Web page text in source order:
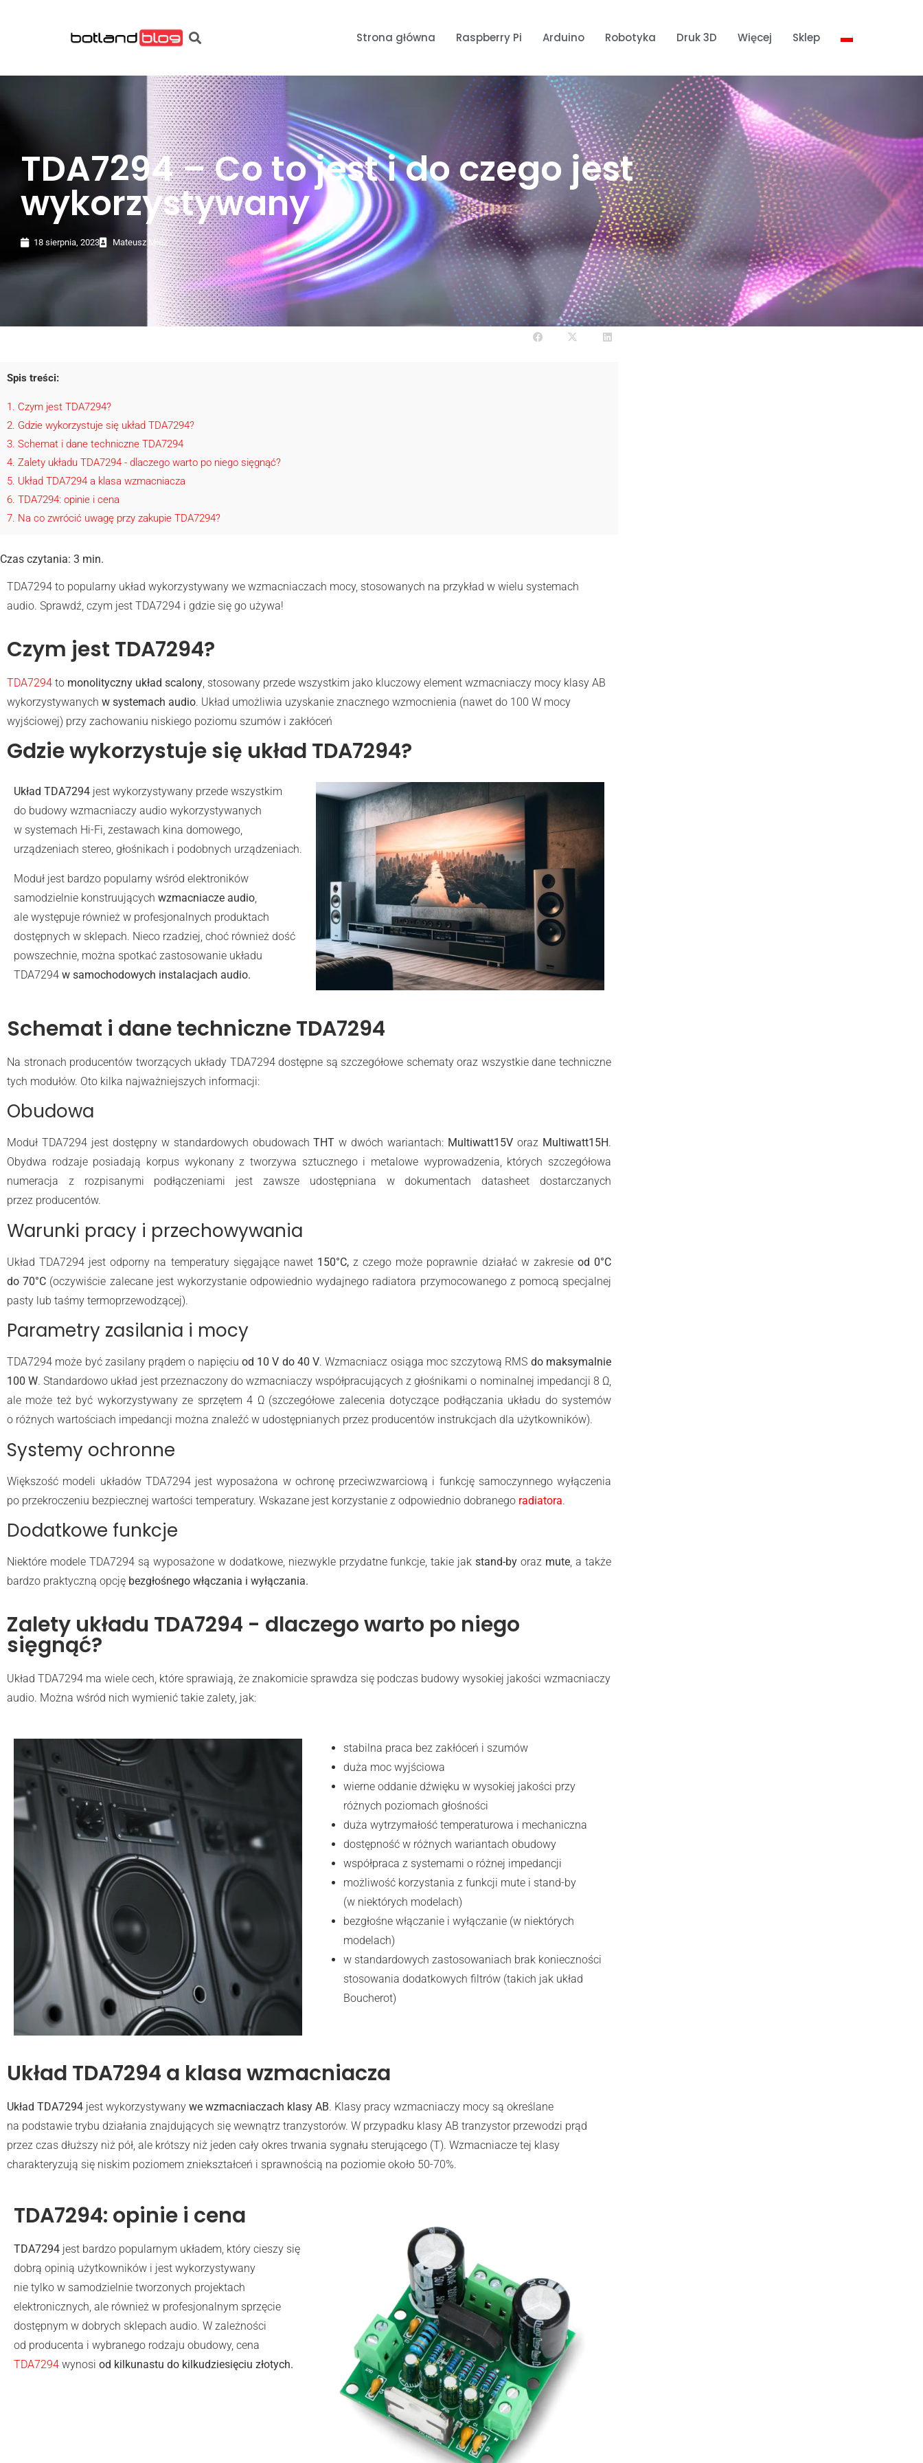
Strona główna Raspberry Pi Arduino Robotyka Druk 3D Więcej Sklep
TDA7294 – Co to jest i do czego jest
wykorzystywany
18 sierpnia, 2023 Mateusz Mróz
Spis treści:
1
Czym jest TDA7294?
2 Gdzie wykorzystuje się układ TDA7294?
3 Schemat i dane techniczne TDA7294
4 Zalety układu TDA7294 - dlaczego warto po niego sięgnąć?
5 Układ TDA7294 a klasa wzmacniacza
6 TDA7294: opinie i cena
7 Na co zwrócić uwagę przy zakupie TDA7294?
Czas czytania: 3 min.
TDA7294 to popularny układ wykorzystywany we wzmacniaczach mocy, stosowanych na przykład w wielu systemach
audio. Sprawdź, czym jest TDA7294 i gdzie się go używa!
Czym jest TDA7294?
TDA7294 to monolityczny układ scalony, stosowany przede wszystkim jako kluczowy element wzmacniaczy mocy klasy AB
wykorzystywanych w systemach audio. Układ umożliwia uzyskanie znacznego wzmocnienia (nawet do 100 W mocy
wyjściowej) przy zachowaniu niskiego poziomu szumów i zakłóceń
Gdzie wykorzystuje się układ TDA7294?
Układ TDA7294 jest wykorzystywany przede wszystkim
do budowy wzmacniaczy audio wykorzystywanych
w systemach Hi-Fi, zestawach kina domowego,
urządzeniach stereo, głośnikach i podobnych urządzeniach.
Moduł jest bardzo popularny wśród elektroników
samodzielnie konstruujących wzmacniacze audio
ale występuje również w profesjonalnych produktach
dostępnych w sklepach. Nieco rzadziej, choć również dość
powszechnie, można spotkać zastosowanie układu
TDA7294 w samochodowych instalacjach audio.
Schemat i dane techniczne TDA7294
Na stronach producentów tworzących układy TDA7294 dostępne są szczegółowe schematy oraz wszystkie dane techniczne
tych modułów. Oto kilka najważniejszych informacji:
Obudowa
Moduł TDA7294 jest dostępny w standardowych obudowachTHT w dwóch wariantach: Multiwatt15Voraz Multiwatt15H.
Obydwa rodzaje posiadają korpus wykonany z tworzywa sztucznego i metalowe wyprowadzenia, których szczegółowa
numeracja z rozpisanymi podłączeniami jest zawsze udostępniana w dokumentach datasheet dostarczanych
przez producentów.
Warunki pracy i przechowywania
Układ TDA7294 jest odporny na temperatury sięgające nawet 150°C,z czego może poprawnie działać w zakresieod 0°C
do 70°C (oczywiście zalecane jest wykorzystanie odpowiednio wydajnego radiatora przymocowanego z pomocą specjalnej
pasty lub taśmy termoprzewodzącej).
Parametry zasilania i mocy
TDA7294 może być zasilany prądem o napięciu od 10 V do 40 V. Wzmacniacz osiąga moc szczytową RMS do maksymalnie
100 W. Standardowo układ jest przeznaczony do wzmacniaczy współpracujących z głośnikami o nominalnej impedancji 8 Ω,
ale może też być wykorzystywany ze sprzętem 4 Ω (szczegółowe zalecenia dotyczące podłączania układu do systemów
o różnych wartościach impedancji można znaleźć w udostępnianych przez producentów instrukcjach dla użytkowników).
Systemy ochronne
Większość modeli układów TDA7294 jest wyposażona w ochronę przeciwzwarciową i funkcję samoczynnego wyłączenia
po przekroczeniu bezpiecznej wartości temperatury. Wskazane jest korzystanie z odpowiednio dobranego radiatora.
Dodatkowe funkcje
Niektóre modele TDA7294 są wyposażone w dodatkowe, niezwykle przydatne funkcje, takie jakstand-by oraz mute, a także
bardzo praktyczną opcję bezgłośnego włączania i wyłączania.
Zalety układu TDA7294 - dlaczego warto po niego
sięgnąć?
Układ TDA7294 ma wiele cech, które sprawiają, że znakomicie sprawdza się podczas budowy wysokiej jakości wzmacniaczy
audio. Można wśród nich wymienić takie zalety, jak:
stabilna praca bez zakłóceń i szumów
duża moc wyjściowa
wierne oddanie dźwięku w wysokiej jakości przy
różnych poziomach głośności
duża wytrzymałość temperaturowa i mechaniczna
dostępność w różnych wariantach obudowy
współpraca z systemami o różnej impedancji
możliwość korzystania z funkcji mute i stand-by
(w niektórych modelach)
bezgłośne włączanie i wyłączanie (w niektórych
modelach)
w standardowych zastosowaniach brak konieczności
stosowania dodatkowych filtrów (takich jak układ
Boucherot)
Układ TDA7294 a klasa wzmacniacza
Układ TDA7294 jest wykorzystywany we wzmacniaczach klasy AB. Klasy pracy wzmacniaczy mocy są określane
na podstawie trybu działania znajdujących się wewnątrz tranzystorów. W przypadku klasy AB tranzystor przewodzi prąd
przez czas dłuższy niż pół, ale krótszy niż jeden cały okres trwania sygnału sterującego (T). Wzmacniacze tej klasy
charakteryzują się niskim poziomem zniekształceń i sprawnością na poziomie około 50-70%.
TDA7294: opinie i cena
TDA7294 jest bardzo popularnym układem, który cieszy się
dobrą opinią użytkowników i jest wykorzystywany
nie tylko w samodzielnie tworzonych projektach
elektronicznych, ale również w profesjonalnym sprzęcie
dostępnym w dobrych sklepach audio. W zależności
od producenta i wybranego rodzaju obudowy, cena
TDA7294 wynosi od kilkunastu do kilkudziesięciu złotych.